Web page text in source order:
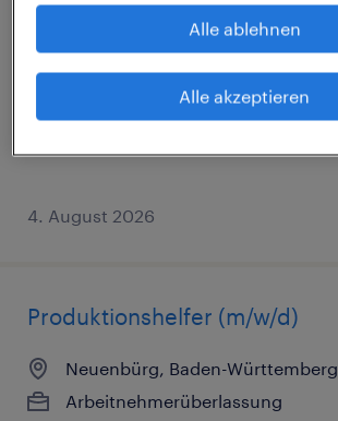
Arbeitnehmerüberlassung
€15,50 - €16,50 pro Stunde
4. August 2026
Produktionshelfer (m/w/d)
Neuenbürg, Baden-Württemberg
Arbeitnehmerüberlassung
Alle ablehnen
Alle akzeptieren